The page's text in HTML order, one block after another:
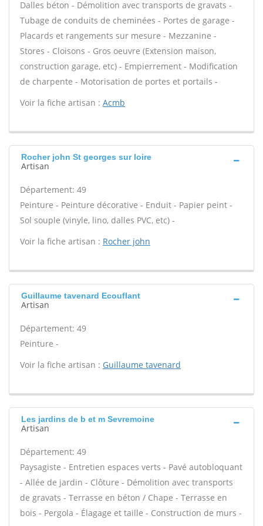
Dalles béton - Démolition avec transports de gravats -
Tubage de conduits de cheminées - Portes de garage -
Placards et rangements sur mesure - Mezzanine -
Stores - Cloisons - Gros oeuvre (Extension maison,
construction garage, etc) - Empierrement - Modification
de charpente - Motorisation de portes et portails -
Voir la fiche artisan : Acmb
Rocher john St georges sur loire
Artisan
Département: 49
Peinture - Peinture décorative - Enduit - Papier peint -
Sol souple (vinyle, lino, dalles PVC, etc) -
Voir la fiche artisan : Rocher john
Guillaume tavenard Ecouflant
Artisan
Département: 49
Peinture -
Voir la fiche artisan : Guillaume tavenard
Les jardins de b et m Sevremoine
Artisan
Département: 49
Paysagiste - Entretien espaces verts - Pavé autobloquant
- Allée de jardin - Clôture - Démolition avec transports
de gravats - Terrasse en béton / Chape - Terrasse en
bois - Pergola - Élagage et taille - Construction de murs -